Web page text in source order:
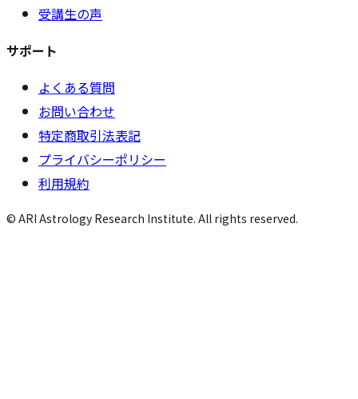
受講生の声
サポート
よくある質問
お問い合わせ
特定商取引法表記
プライバシーポリシー
利用規約
© ARI Astrology Research Institute. All rights reserved.